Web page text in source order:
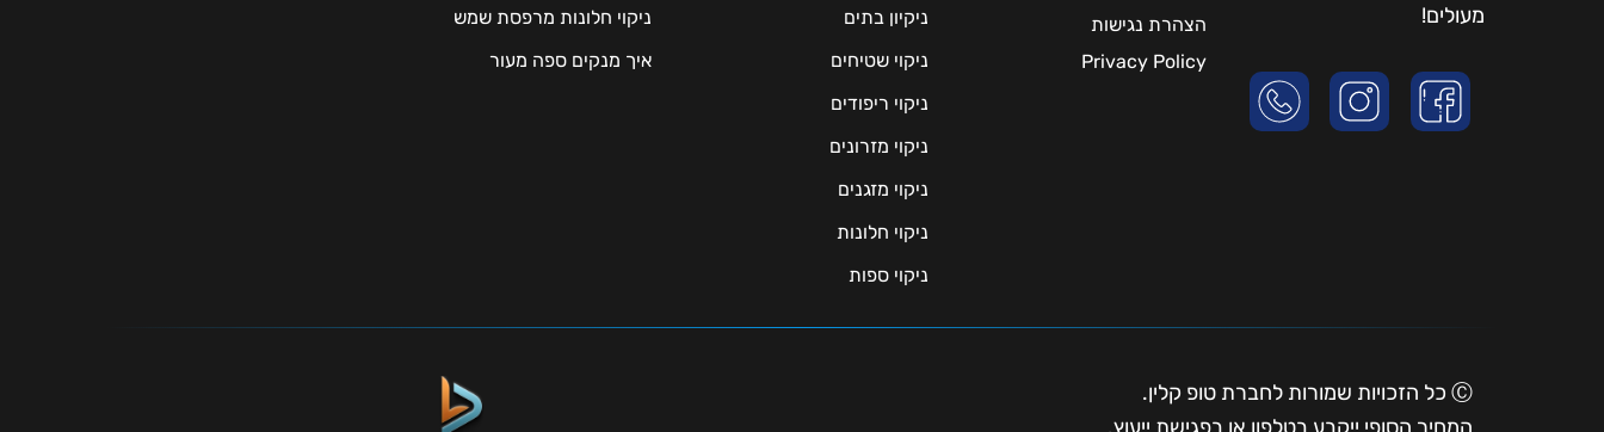
מעולים!
הצהרת נגישות
Privacy Policy
ניקיון בתים
ניקוי שטיחים
ניקוי ריפודים
ניקוי מזרונים
ניקוי מזגנים
ניקוי חלונות
ניקוי ספות
ניקוי חלונות מרפסת שמש
איך מנקים ספה מעור
Ⓒ כל הזכויות שמורות לחברת טופ קלין.
המחיר הסופי ייקבע בטלפון או בפגישת ייעוץ.